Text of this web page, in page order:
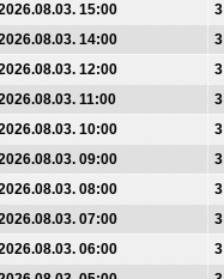
15:00
3
14:00
3
12:00
3
11:00
3
10:00
3
09:00
3
08:00
3
07:00
3
06:00
3